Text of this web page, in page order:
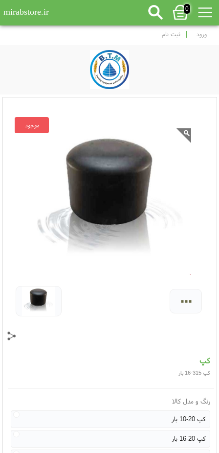
0
mirabstore.ir
ورود ثبت نام
موجود
...
کپ
کپ 315-16 بار
رنگ و مدل کالا
کپ 20-10 بار
کپ 20-16 بار